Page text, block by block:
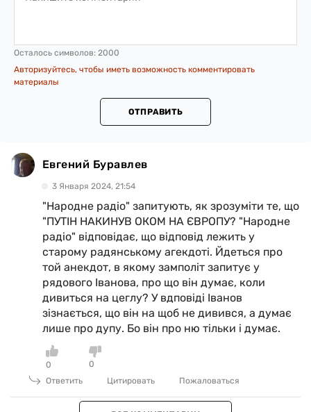
Осталось символов: 2000
Авторизуйтесь, чтобы иметь возможность комментировать
материалы
ОТПРАВИТЬ
Евгений Буравлев
3 Января 2024, 21:54
"Народне радіо" запитують, як зрозуміти те, що
"ПУТІН НАКИНУВ ОКОМ НА ЄВРОПУ? "Народне
радіо" відповідає, що відповід лежить у
старому радянському агекдоті. Йдеться про
той анекдот, в якому замполіт запитує у
рядового Іванова, про що він думає, коли
дивиться на цеглу? У вдповіді Іванов
зізнається, що він на щоб не дивився, а думає
лише про дупу. Бо він про ню тільки і думає.
0
0
Ответить
Цитировать Пожаловаться